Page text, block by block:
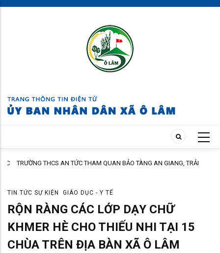
Skip
TRƯỜNG THCS AN TỨC THAM QUAN BẢO TÀNG AN GIANG, TRẢI
TIN TỨC SỰ KIỆN GIÁO DỤC - Y TẾ
RỘN RÀNG CÁC LỚP DẠY CHỮ
KHMER HÈ CHO THIẾU NHI TẠI 15
CHÙA TRÊN ĐỊA BÀN XÃ Ô LÂM